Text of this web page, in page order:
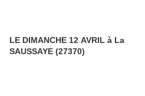
LE DIMANCHE 12 AVRIL à La
SAUSSAYE (27370)